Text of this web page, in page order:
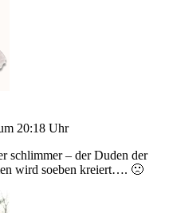
20:18 Uhr
schlimmer – der Duden der
wird soeben kreiert…. 🙁